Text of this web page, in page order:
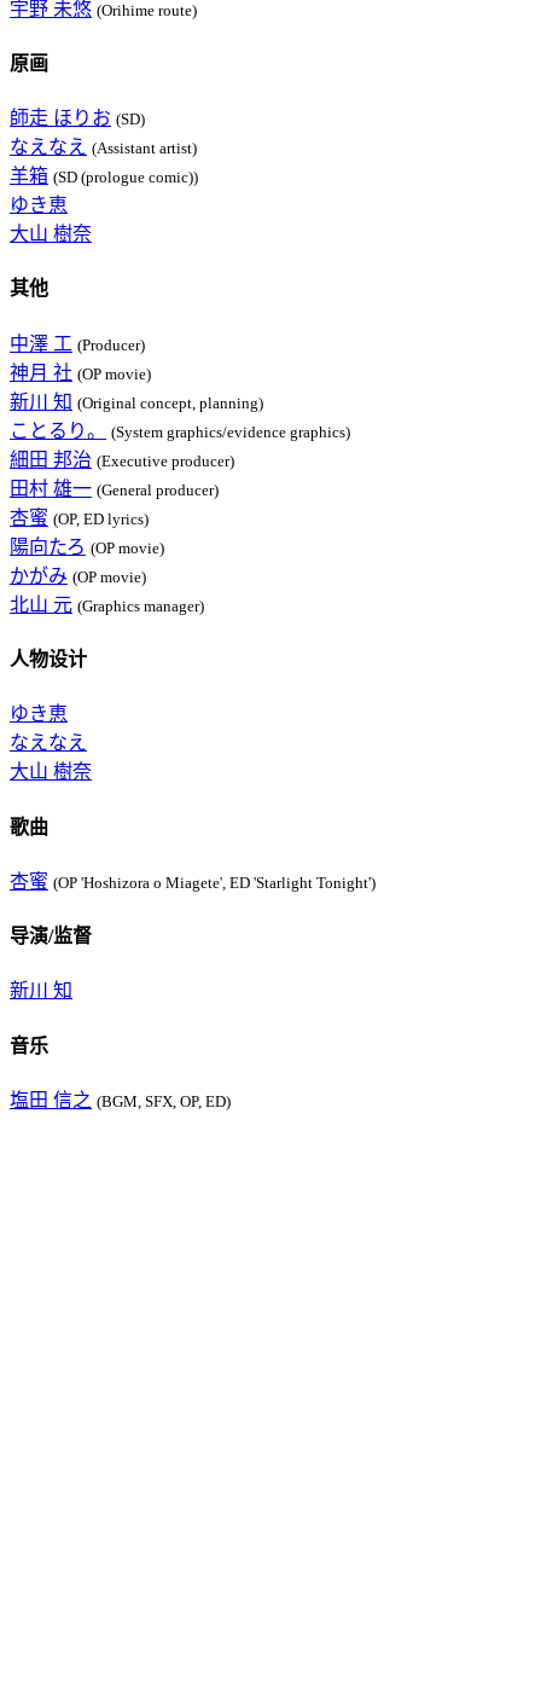
宇野 未悠 (Orihime route)
原画
師走 ほりお (SD)
なえなえ (Assistant artist)
羊箱 (SD (prologue comic))
ゆき恵
大山 樹奈
其他
中澤 工 (Producer)
神月 社 (OP movie)
新川 知 (Original concept, planning)
ことるり。 (System graphics/evidence graphics)
細田 邦治 (Executive producer)
田村 雄一 (General producer)
杏蜜 (OP, ED lyrics)
陽向たろ (OP movie)
かがみ (OP movie)
北山 元 (Graphics manager)
人物设计
ゆき恵
なえなえ
大山 樹奈
歌曲
杏蜜 (OP 'Hoshizora o Miagete', ED 'Starlight Tonight')
导演/监督
新川 知
音乐
塩田 信之 (BGM, SFX, OP, ED)